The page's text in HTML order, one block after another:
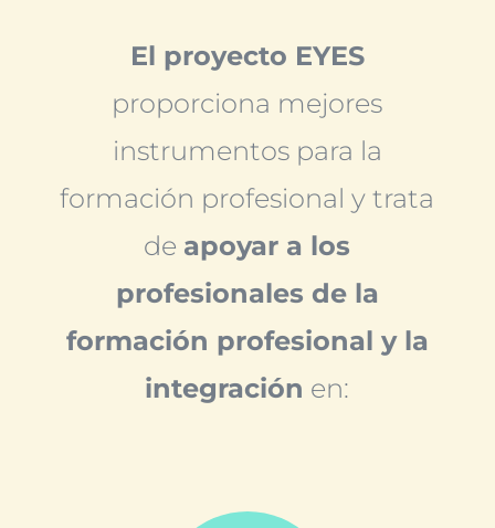
El proyecto EYES
proporciona mejores
instrumentos para la
formación profesional y trata
de apoyar a los
profesionales de la
formación profesional y la
integración en: